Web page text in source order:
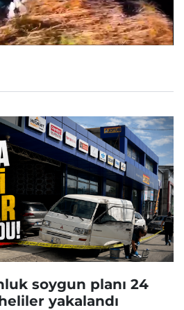
soygun planı 24
yakalandı